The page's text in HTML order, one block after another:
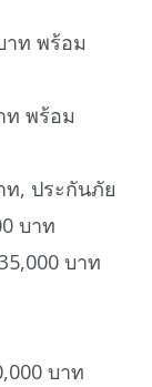
าท พร้อม
ท พร้อม
ท, ประกันภัย
บาท
บาท
บาท